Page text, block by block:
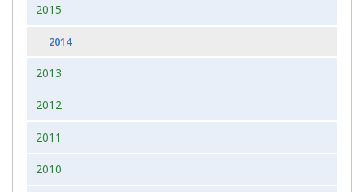
2015
2014
2013
2012
2011
2010